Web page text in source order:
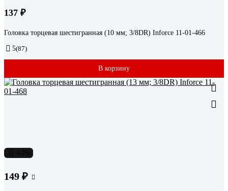
137 ₽
Головка торцевая шестигранная (10 мм; 3/8DR) Inforce 11-01-466
5(87)
В корзину
149 ₽